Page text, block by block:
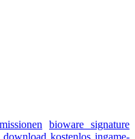
missionen
bioware signature